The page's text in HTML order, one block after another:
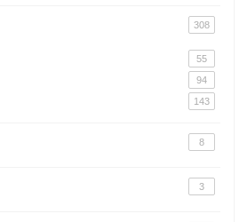
308
55
94
143
8
3